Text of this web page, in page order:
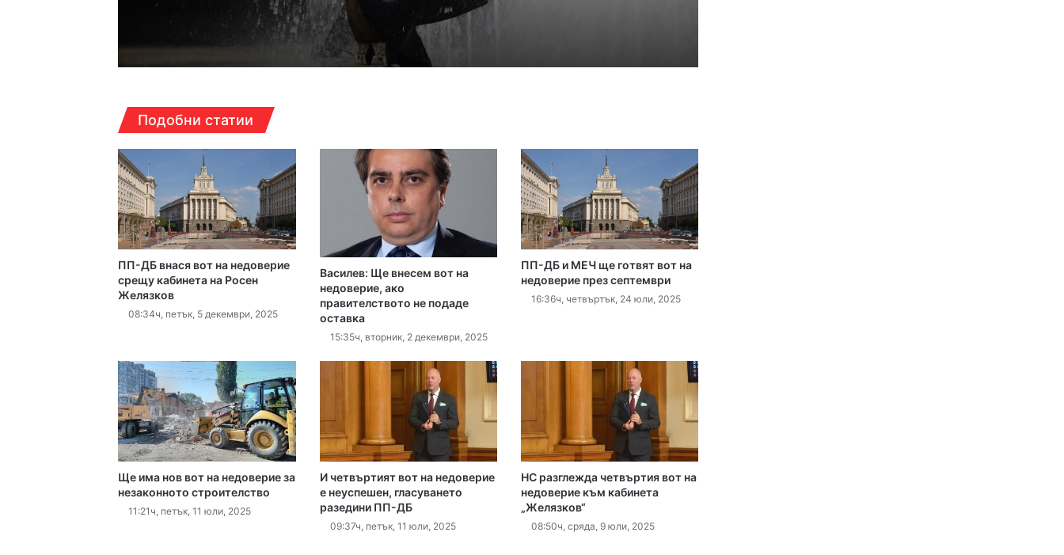
07:52ч, петък, 7 август, 2026
22:15ч, четвъртък, 6 август, 2026
Кричим иска справедливост за жестоко убития на Младежки хълм Георги
17:06ч, четвъртък, 6 август, 2026
Убийството на Младежкия хълм: безпрецедентна жестокост от „ловци на педофили“
16:40ч, четвъртък, 6 август, 2026
16:15ч, четвъртък, 6 август, 2026
Подобни статии
ПП-ДБ внася вот на недоверие
срещу кабинета на Росен
Желязков
08:34ч, петък, 5 декември, 2025
Василев: Ще внесем вот на
недоверие, ако
правителството не подаде
оставка
15:35ч, вторник, 2 декември, 2025
ПП-ДБ и МЕЧ ще готвят вот на
недоверие през септември
16:36ч, четвъртък, 24 юли, 2025
Ще има нов вот на недоверие за
незаконното строителство
11:21ч, петък, 11 юли, 2025
И четвъртият вот на недоверие
е неуспешен, гласуването
разедини ПП-ДБ
09:37ч, петък, 11 юли, 2025
НС разглежда четвъртия вот на
недоверие към кабинета
„Желязков“
08:50ч, сряда, 9 юли, 2025